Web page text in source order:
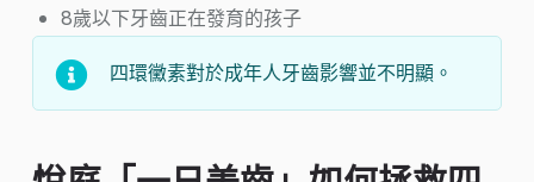
8歲以下牙齒正在發育的孩子
四環黴素對於成年人牙齒影響並不明顯。